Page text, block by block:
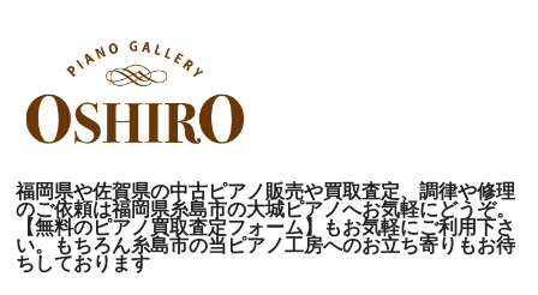
福岡県や佐賀県の中古ピアノ販売や買取査定、調律や修理
のご依頼は福岡県糸島市の大城ピアノへお気軽にどうぞ。
【無料のピアノ買取査定フォーム】もお気軽にご利用下さ
い。もちろん糸島市の当ピアノ工房へのお立ち寄りもお待
ちしております